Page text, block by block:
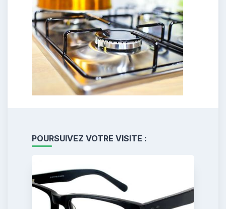
POURSUIVEZ VOTRE VISITE :